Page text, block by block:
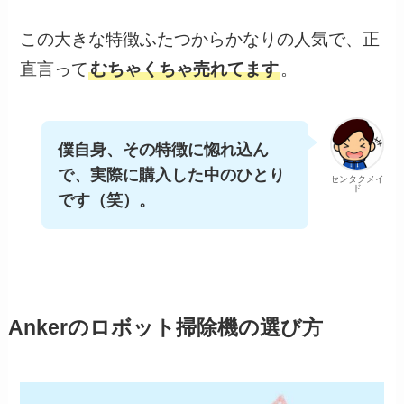
この大きな特徴ふたつからかなりの人気で、正
直言ってむちゃくちゃ売れてます。
センタクメイ
ド
僕自身、その特徴に惚れ込ん
で、実際に購入した中のひとり
です（笑）。
Ankerのロボット掃除機の選び方